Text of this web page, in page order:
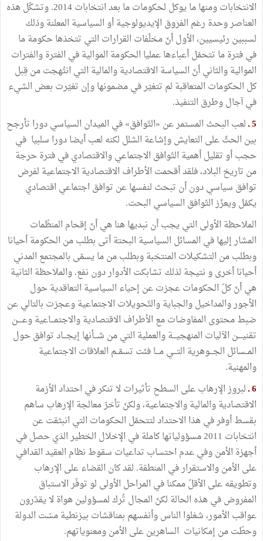
الانتخابات ومنها ما يوكل لحكومات ما بعد انتخابات 2014. وتشكّل هذه
العناصر وحدة رغم الفروق الإيديولوجية أو السياسية المعلنة وذلك
لسببين رئيسيين، الأول أنّ مخلّفات القرارات التي تتخذها حكومة ما
في فترة ما تتحمّل أعباءها عمليا الحكومة الموالية في الفترة والفترات
الموالية والثاني أنّ السياسة الاقتصادية والمالية التي انتُهجت من قِبل
كل الحكومات المتعاقبة لم تتغيّر في مضمونها وإن تغيّرت بعض الشيء
في آجال وطرق التنفيذ.
5 ـ لعب البحث المستمر عن «التّوافق» في الميدان السياسي دورا تأرجح
بين الحثّ على التعايش وإشاعة الشلل لكنه لعب أيضا دورا سلبيا في
حجب أو تقليل أهمية التّوافق الاجتماعي والاقتصادي في فترة حرجة
من تاريخ البلاد، فلقد أقحمت الأطراف الاقتصادية الاجتماعية لفرض
توافق سياسي دون أن تبحث لنفسها عن توافق اجتماعي اقتصادي
يكمّل ويعزّز التّوافق السياسي البحت.
الملاحظة الأولى التي يجب أن نبديها هنا هي أنّ إقحام المنظّمات
المشار إليها في المسائل السياسية البحتة أتى بطلب من الحكومة أحيانا
وبطلب من التشكيلات المنتخبة وبطلب من ما يسمّى بالمجتمع المدني
أحيانا أخرى و نتيجة لذلك تشابكت الأدوار دون نفع. والملاحظة الثانية
هي أنّ كلّ الحكومات عجزت عن إحياء السياسية التعاقدية حول
الأجور والمداخيل والجباية والتّحويلات الاجتماعية وعجزت بالتالي عن
ضبط محتوى المفاوضات مع الأطراف الاقتصادية والاجتمـــاعية وعــــن
تقنيــــن الآليات المنهجيـــة والعملية التي من شـــأنها إيجـــاد توافق حول
المــسائل الجـــوهرية التـــي مـــا فئت تسمّــم العلاقات الاجتماعية
والمهنية.
6 ـ لبروز الإرهاب على السطح تأثيرات لا تنكر في احتداد الأزمة
الاقتصادية والمالية والاجتماعية، ولكنّ تأخرّ معالجة الإرهاب ساهم
بقسط أوفر في هذا الاحتداد لتتحمّل الحكومات التي انبثقت عن
انتخابات 2011 مسؤولياتها كاملة في الإخلال الخطير الذي حصل في
أجهزة الأمن وفي عدم احتساب تداعيات سقوط نظام العقيد القدافي
على الأمن والاستقرار في المنطقة. لقد كان القضاء على الإرهاب
وتطويقه على الأقلّ ممكنا في المراحل الأولى لو توفّر الاستباق
المفروض في هذه الحالة لكنّ المجال تُرك لمسؤولين هواة لا يقدّرون
عواقب الأمور، شغلوا الناس وأنفسهم بمناقشات بيزنطية مسّت الدولة
وحطّت من إمكانيات الساهرين على الأمن ومعنوياتهم.